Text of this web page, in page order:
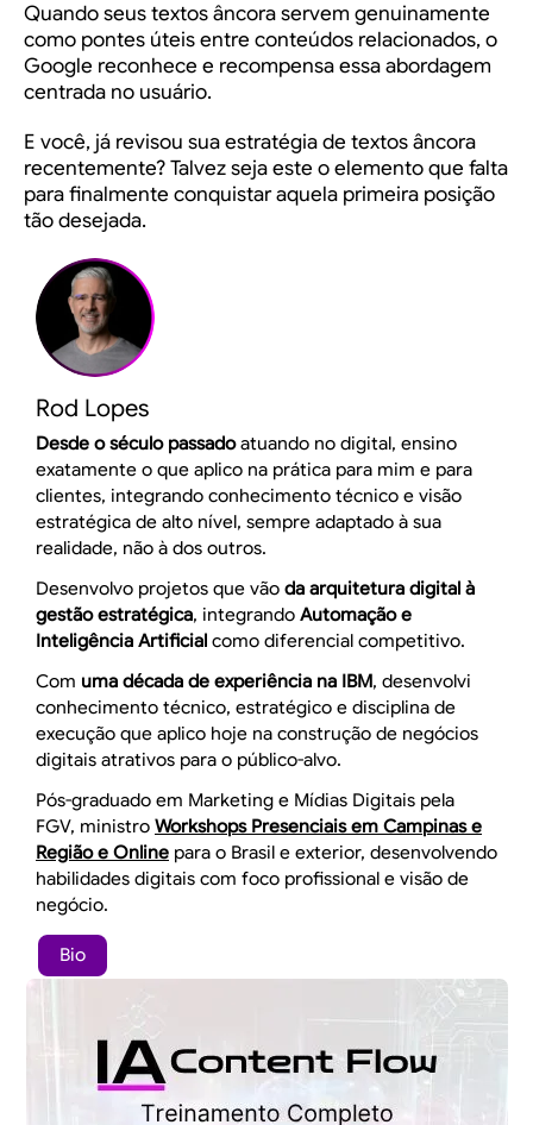
Quando seus textos âncora servem genuinamente
como pontes úteis entre conteúdos relacionados, o
Google reconhece e recompensa essa abordagem
centrada no usuário.
E você, já revisou sua estratégia de textos âncora
recentemente? Talvez seja este o elemento que falta
para finalmente conquistar aquela primeira posição
tão desejada.
Rod Lopes
Desde o século passadoatuando no digital, ensino
exatamente o que aplico na prática para mim e para
clientes, integrando conhecimento técnico e visão
estratégica de alto nível, sempre adaptado à sua
realidade, não à dos outros.
Desenvolvo projetos que vão da arquitetura digital à
gestão estratégica, integrando Automação e
Inteligência Artificial como diferencial competitivo.
Com uma década de experiência na IBM, desenvolvi
conhecimento técnico, estratégico e disciplina de
execução que aplico hoje na construção de negócios
digitais atrativos para o público-alvo.
Pós-graduado em Marketing e Mídias Digitais pela
FGV, ministro Workshops Presenciais em Campinas e
Região e Online para o Brasil e exterior, desenvolvendo
habilidades digitais com foco profissional e visão de
negócio.
Bio